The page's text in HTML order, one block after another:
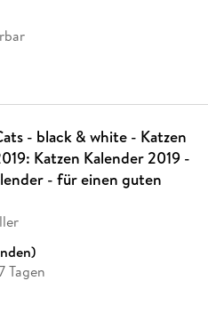
- black & white - Katzen
Katzen Kalender 2019 -
- für einen guten
Tagen